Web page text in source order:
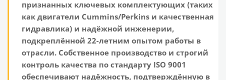
признанных ключевых комплектующих (таких
как двигатели Cummins/Perkins и качественная
гидравлика) и надёжной инженерии,
подкреплённой 22-летним опытом работы в
отрасли. Собственное производство и строгий
контроль качества по стандарту ISO 9001
обеспечивают надёжность, подтверждённую в